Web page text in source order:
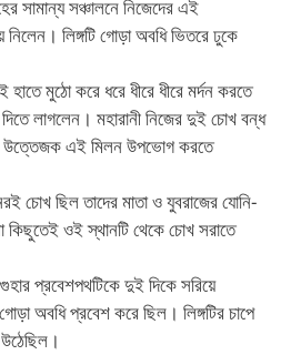
সামান্য সঞ্চালনে নিজেদের এই
নিলেন। লিঙ্গটি গোড়া অবধি ভিতরে ঢুকে
হাতে মুঠো করে ধরে ধীরে ধীরে মর্দন করতে
লাগলেন। মহারানী নিজের দুই চোখ বন্ধ
এই মিলন উপভোগ করতে
চোখ ছিল তাদের মাতা ও যুবরাজের যোনি-
কিছুতেই ওই স্থানটি থেকে চোখ সরাতে
প্রবেশপথটিকে দুই দিকে সরিয়ে
অবধি প্রবেশ করে ছিল। লিঙ্গটির চাপে